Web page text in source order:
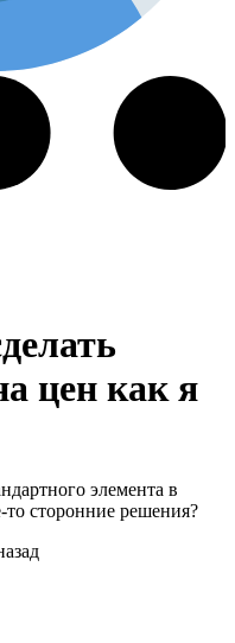
цен как я
элемента в
сторонние решения?